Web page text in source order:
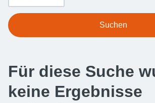
Suchen
Für diese Suche
keine Ergebnisse